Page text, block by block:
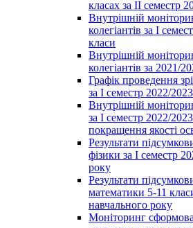
класах за ІІ семестр
Внутрішній
колегіантів за І
класи
Внутрішній
колегіантів за 2021/
Графік проведення
за І семестр 2022/
Внутрішній
за І семестр 2022/
покращення якості
Результати
фізики за І семестр
року
Результати
математики 5-11
навчального року
Моніторинг